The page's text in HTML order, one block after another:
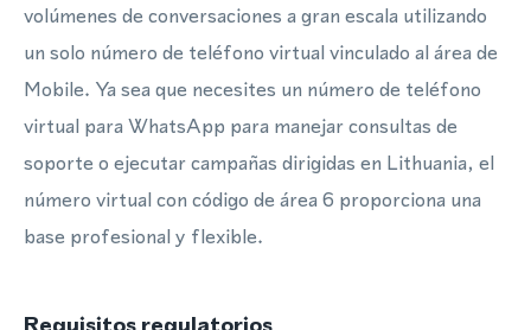
volúmenes de conversaciones a gran escala utilizando
un solo número de teléfono virtual vinculado al área de
Mobile. Ya sea que necesites un número de teléfono
virtual para WhatsApp para manejar consultas de
soporte o ejecutar campañas dirigidas en Lithuania, el
número virtual con código de área 6 proporciona una
base profesional y flexible.